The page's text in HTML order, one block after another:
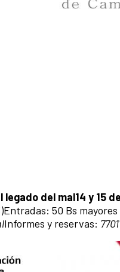
legado del mal14 y 15
50 Bs
Informes y reservas: